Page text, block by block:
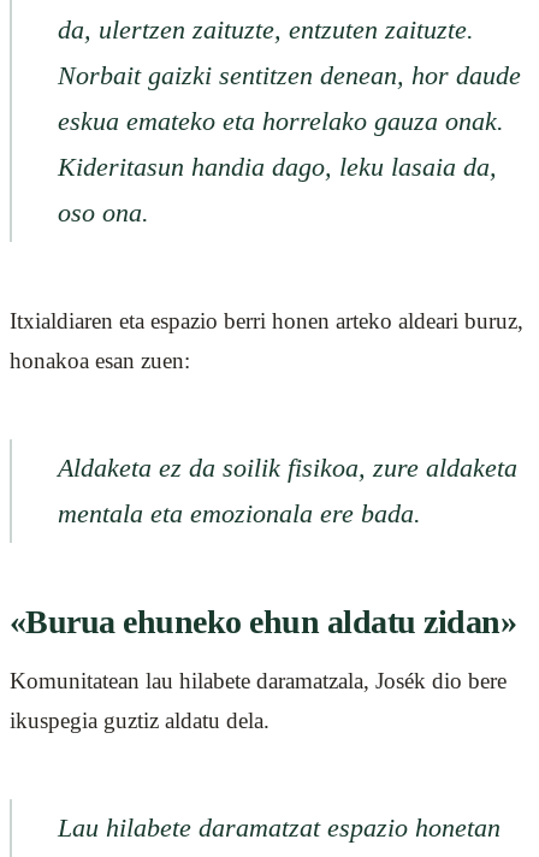
da, ulertzen zaituzte, entzuten zaituzte.
Norbait gaizki sentitzen denean, hor daude
eskua emateko eta horrelako gauza onak.
Kideritasun handia dago, leku lasaia da,
oso ona.
Itxialdiaren eta espazio berri honen arteko aldeari buruz,
honakoa esan zuen:
Aldaketa ez da soilik fisikoa, zure aldaketa
mentala eta emozionala ere bada.
«Burua ehuneko ehun aldatu zidan»
Komunitatean lau hilabete daramatzala, Josék dio bere
ikuspegia guztiz aldatu dela.
Lau hilabete daramatzat espazio honetan